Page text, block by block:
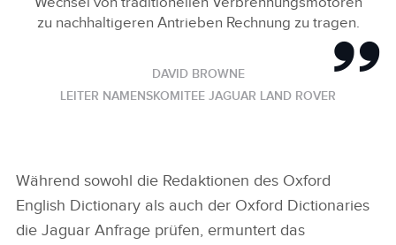
zu nachhaltigeren Antrieben Rechnung zu tragen.
DAVID BROWNE
LEITER NAMENSKOMITEE JAGUAR LAND ROVER
Während sowohl die Redaktionen des Oxford
English Dictionary als auch der Oxford Dictionaries
die Jaguar Anfrage prüfen, ermuntert das